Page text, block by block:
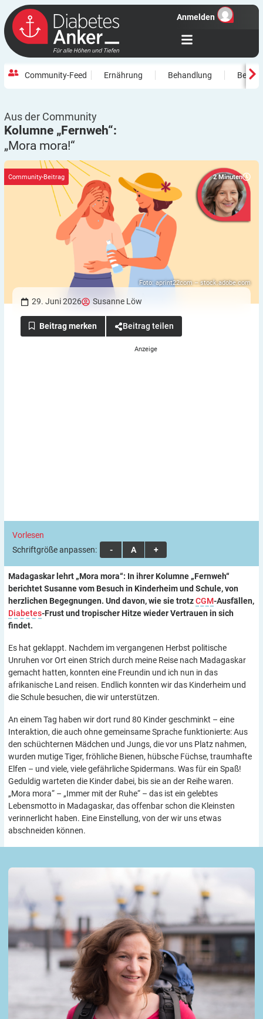
Anmelden
Community-Feed Ernährung Behandlung
Aus der Community
Kolumne „Fernweh“:
„Mora mora!“
2 Minuten
Foto: aprint22com – stock.adobe.com
Community-Beitrag
29. Juni 2026 Susanne Löw
Beitrag teilen
Vorlesen
Schriftgröße anpassen:
A A A
Madagaskar lehrt „Mora mora“: In ihrer Kolumne „Fernweh“
berichtet Susanne vom Besuch in Kinderheim und Schule, von
herzlichen Begegnungen. Und davon, wie sie trotzCGM-Ausfällen,
Diabetes-Frust und tropischer Hitze wieder Vertrauen in sich
findet.
Es hat geklappt. Nachdem im vergangenen Herbst politische
Unruhen vor Ort einen Strich durch meine Reise nach Madagaskar
gemacht hatten, konnten eine Freundin und ich nun in das
afrikanische Land reisen. Endlich konnten wir das Kinderheim und
die Schule besuchen, die wir unterstützen.
An einem Tag haben wir dort rund 80 Kinder geschminkt – eine
Interaktion, die auch ohne gemeinsame Sprache funktionierte: Aus
den schüchternen Mädchen und Jungs, die vor uns Platz nahmen,
wurden mutige Tiger, fröhliche Bienen, hübsche Füchse, traumhafte
Elfen – und viele, viele gefährliche Spidermans. Was für ein Spaß!
Geduldig warteten die Kinder dabei, bis sie an der Reihe waren.
„Mora mora“ – „Immer mit der Ruhe“ – das ist ein gelebtes
Lebensmotto in Madagaskar, das offenbar schon die Kleinsten
verinnerlicht haben. Eine Einstellung, von der wir uns etwas
abschneiden können.
Autorin Susanne Löw und ihre KolumneFernweh